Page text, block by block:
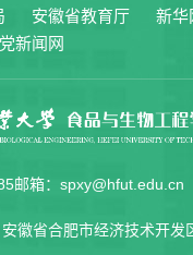
安徽省教育厅 新华
新闻网
邮箱：spxy@hfut.edu.cn
徽省合肥市经济技术开发